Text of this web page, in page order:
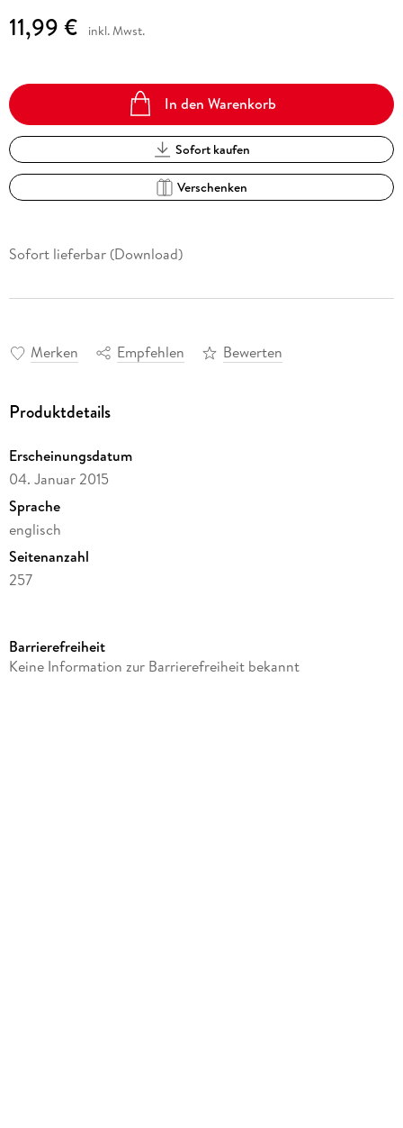
11,99 € inkl. Mwst.
In den Warenkorb
Sofort kaufen
Verschenken
Sofort lieferbar (Download)
Merken Empfehlen Bewerten
Produktdetails
Erscheinungsdatum
04. Januar 2015
Sprache
englisch
Seitenanzahl
257
Autor/Autorin
Barrierefreiheit
Keine Information zur Barrierefreiheit bekannt